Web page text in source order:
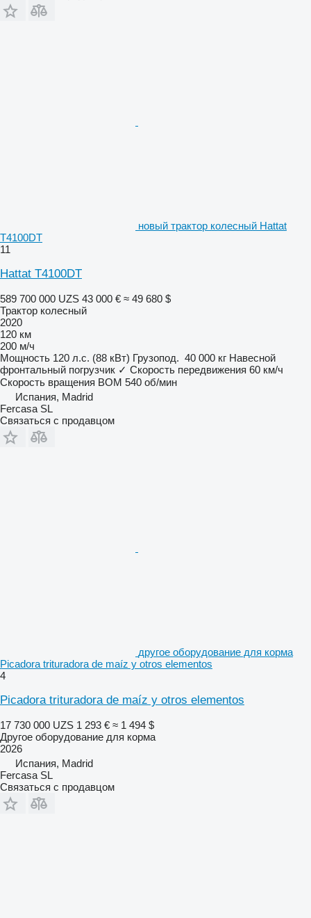
новый трактор колесный Hattat
T4100DT
11
Hattat T4100DT
589 700 000 UZS 43 000 € ≈ 49 680 $
Трактор колесный
2020
120 км
200 м/ч
Мощность 120 л.с. (88 кВт) Грузопод. 40 000 кг Навесной
фронтальный погрузчик ✓ Скорость передвижения 60 км/ч
Скорость вращения ВОМ 540 об/мин
Испания, Madrid
Fercasa SL
Связаться с продавцом
другое оборудование для корма
Picadora trituradora de maíz y otros elementos
4
Picadora trituradora de maíz y otros elementos
17 730 000 UZS 1 293 € ≈ 1 494 $
Другое оборудование для корма
2026
Испания, Madrid
Fercasa SL
Связаться с продавцом